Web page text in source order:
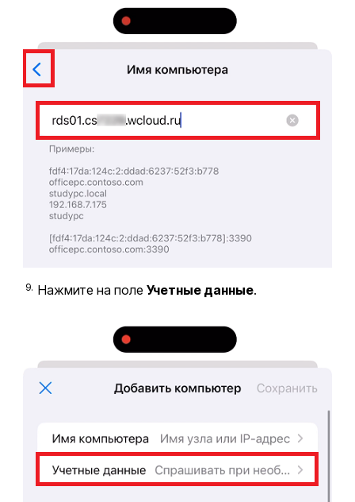
Нажмите на поле Учетные данные.